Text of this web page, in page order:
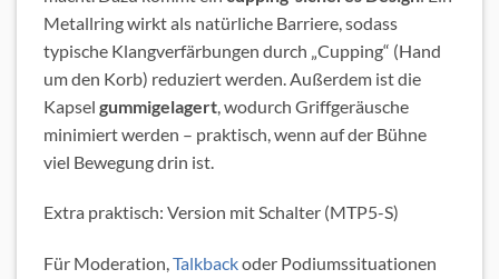
Metallring wirkt als natürliche Barriere, sodass
typische Klangverfärbungen durch „Cupping“ (Hand
um den Korb) reduziert werden. Außerdem ist die
Kapsel gummigelagert , wodurch Griffgeräusche
minimiert werden – praktisch, wenn auf der Bühne
viel Bewegung drin ist.
Extra praktisch: Version mit Schalter (MTP5-S)
Für Moderation,Talkbackoder Podiumssituationen